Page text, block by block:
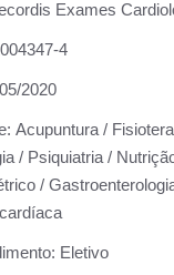
Exames
4
2020
Acupuntura /
/ Psiquiatria /
/
Eletivo